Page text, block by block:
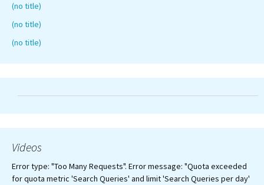
(no title)
(no title)
(no title)
Videos
Error type: "Too Many Requests". Error message: "Quota exceeded
for quota metric 'Search Queries' and limit 'Search Queries per day'